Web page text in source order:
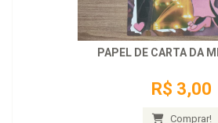
PAPEL DE CARTA DA
R$ 3,00
Comprar!